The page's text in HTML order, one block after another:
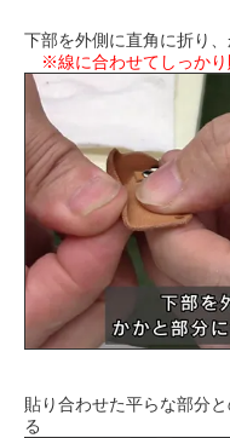
下部を外側に直角に折り
※線に合わせてしっか
貼り合わせた平らな部分
る